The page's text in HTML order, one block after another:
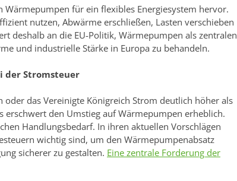
für ein flexibles Energiesystem hervor.
nutzen, Abwärme erschließen, Lasten verschieben
deshalb an die EU-Politik, Wärmepumpen als zentralen
und industrielle Stärke in Europa zu behandeln.
der Stromsteuer
oder das Vereinigte Königreich Strom deutlich höher als
erschwert den Umstieg auf Wärmepumpen erheblich.
Handlungsbedarf. In ihren aktuellen Vorschlägen
wichtig sind, um den Wärmepumpenabsatz
sicherer zu gestalten. Eine zentrale Forderung der